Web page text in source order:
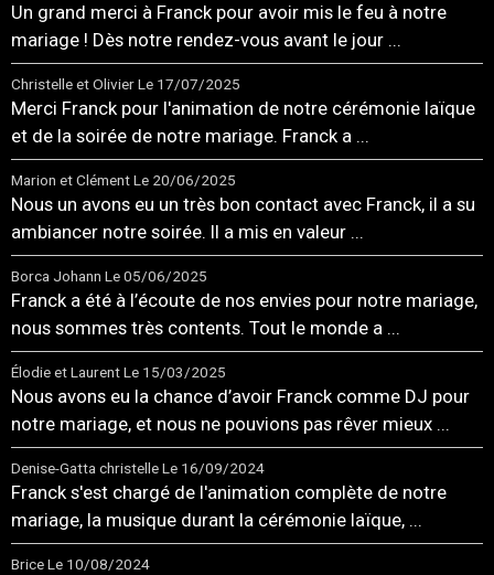
Un grand merci à Franck pour avoir mis le feu à notre
mariage ! Dès notre rendez-vous avant le jour ...
Christelle et OlivierLe 17/07/2025
Merci Franck pour l'animation de notre cérémonie laïque
et de la soirée de notre mariage. Franck a ...
Marion et ClémentLe 20/06/2025
Nous un avons eu un très bon contact avec Franck, il a su
ambiancer notre soirée. Il a mis en valeur ...
Borca Johann Le 05/06/2025
Franck a été à l’écoute de nos envies pour notre mariage,
nous sommes très contents. Tout le monde a ...
Élodie et LaurentLe 15/03/2025
Nous avons eu la chance d’avoir Franck comme DJ pour
notre mariage, et nous ne pouvions pas rêver mieux ...
Denise-Gatta christelleLe 16/09/2024
Franck s'est chargé de l'animation complète de notre
mariage, la musique durant la cérémonie laïque, ...
BriceLe 10/08/2024